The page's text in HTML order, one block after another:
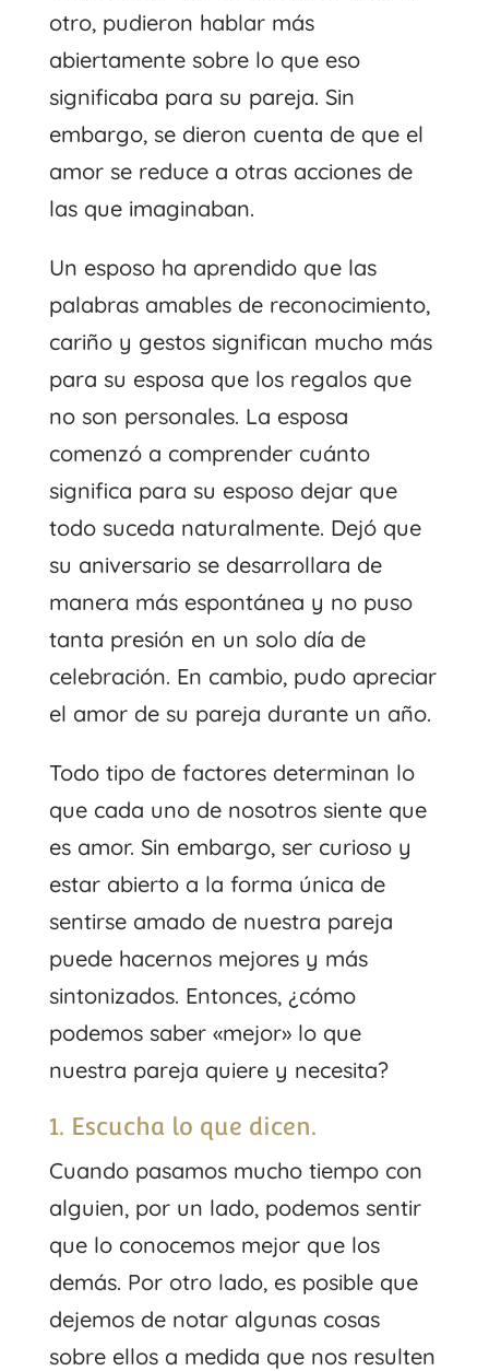
otro, pudieron hablar más
abiertamente sobre lo que eso
significaba para su pareja. Sin
embargo, se dieron cuenta de que el
amor se reduce a otras acciones de
las que imaginaban.
Un esposo ha aprendido que las
palabras amables de reconocimiento,
cariño y gestos significan mucho más
para su esposa que los regalos que
no son personales. La esposa
comenzó a comprender cuánto
significa para su esposo dejar que
todo suceda naturalmente. Dejó que
su aniversario se desarrollara de
manera más espontánea y no puso
tanta presión en un solo día de
celebración. En cambio, pudo apreciar
el amor de su pareja durante un año.
Todo tipo de factores determinan lo
que cada uno de nosotros siente que
es amor. Sin embargo, ser curioso y
estar abierto a la forma única de
sentirse amado de nuestra pareja
puede hacernos mejores y más
sintonizados. Entonces, ¿cómo
podemos saber «mejor» lo que
nuestra pareja quiere y necesita?
1. Escucha lo que dicen.
Cuando pasamos mucho tiempo con
alguien, por un lado, podemos sentir
que lo conocemos mejor que los
demás. Por otro lado, es posible que
dejemos de notar algunas cosas
sobre ellos a medida que nos resulten